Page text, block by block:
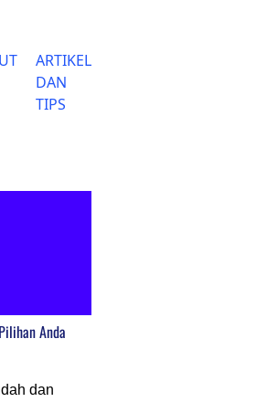
ARTIKEL
DAN
TIPS
Anda
dan